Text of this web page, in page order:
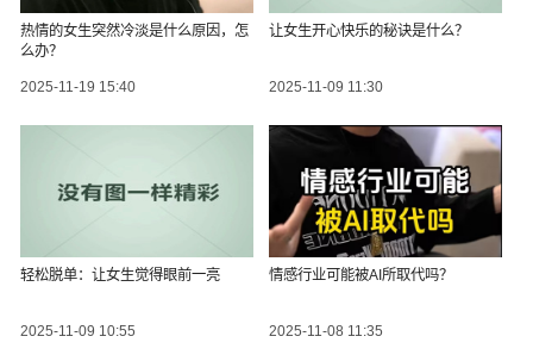
热情的女生突然冷淡是什么原因，怎
么办？
2025-11-19 15:40
让女生开心快乐的秘诀是什么？
2025-11-09 11:30
轻松脱单：让女生觉得眼前一亮
2025-11-09 10:55
情感行业可能被AI所取代吗？
2025-11-08 11:35